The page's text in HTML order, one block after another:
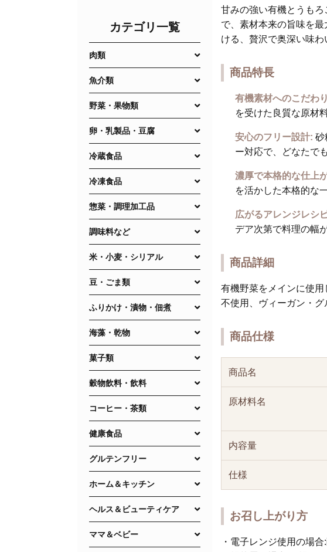
カテゴリ一覧
肉類
魚介類
野菜・果物類
卵・乳製品・豆腐
冷蔵食品
冷凍食品
惣菜・調理加工品
調味料など
米・小麦・シリアル
豆・ごま類
ふりかけ・漬物・佃煮
海藻・乾物
菓子類
穀物飲料・飲料
コーヒー・茶類
健康食品
グルテンフリー
ホーム＆キッチン
ヘルス＆ビューティケア
ママ＆ベビー
甘みの強い有機とうも
で、素材本来の旨味を
ける、贅沢で奥深い味わ
商品特長
有機素材へのこだわ
を受けた良質な原材
安心のフリー設計: 砂
ー対応で、どなたで
濃厚で本格的な仕上
を活かした本格的な
広がるアレンジレシ
デア次第で料理の幅
商品詳細
有機野菜をメインに使
不使用、ヴィーガン・グ
商品仕様
商品名
原材料名
内容量
仕様
お召し上がり方
・電子レンジ使用の場